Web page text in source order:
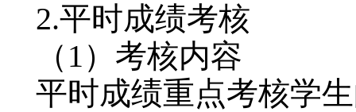
2.平时成绩考核
（ 1 ）考核内容
平时成绩重点考核学